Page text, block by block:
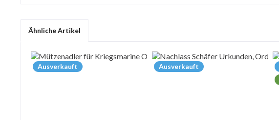
Ähnliche Artikel
Ausverkauft Ausverkauft